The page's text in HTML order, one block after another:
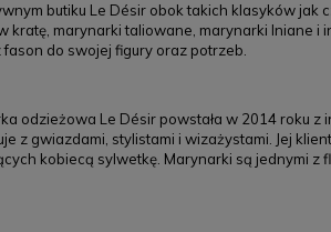
butiku Le Désir obok takich klasyków jak
kratę, marynarki taliowane, marynarki lniane i
do swojej figury oraz potrzeb.
odzieżowa Le Désir powstała w 2014 roku
z gwiazdami, stylistami i wizażystami. Jej
kobiecą sylwetkę. Marynarki są jednymi